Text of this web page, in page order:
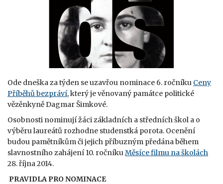
Ode dneška za týden se uzavřou nominace 6. ročníku Ceny
Příběhů bezpráví, který je věnovaný památce politické
vězěnkyně Dagmar Šimkové.
Osobnosti nominují žáci základních a středních škol a o
výběru laureátů rozhodne studenstká porota. Ocenění
budou pamětníkům či jejich příbuzným předána během
slavnostního zahájení 10. ročníkuMěsíce filmu na školách
28. října 2014.
PRAVIDLA PRO NOMINACE